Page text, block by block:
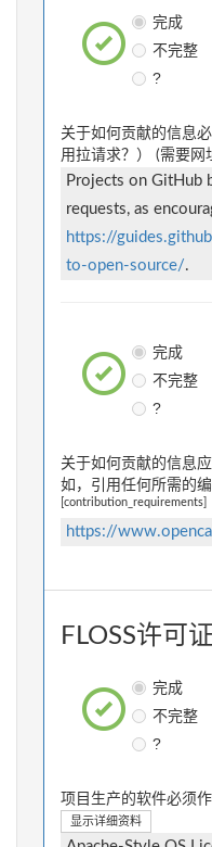
完成
不完整
?
关于如何贡献的信息
用拉请求？） (需要网
Projects on GitHub
requests, as
https://
to-open-source/.
完成
不完整
?
关于如何贡献的信息
如，引用任何所需的
[contribution_requirements]
https://
FLOSS许可证
完成
不完整
?
项目生产的软件必须
显示详细资料